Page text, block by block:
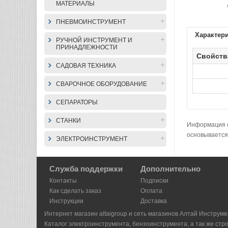
МАТЕРИАЛЫ
ПНЕВМОИНСТРУМЕНТ
РУЧНОЙ ИНСТРУМЕНТ И
ПРИНАДЛЕЖНОСТИ
САДОВАЯ ТЕХНИКА
СВАРОЧНОЕ ОБОРУДОВАНИЕ
СЕПАРАТОРЫ
СТАНКИ
ЭЛЕКТРОИНСТРУМЕНТ
Информация
Служба поддержки
Контакты
Как сделать заказ
Инструкции
Дополнительно
Подписки
Оплата
Доставка
Интернет магазин altaigroup и сеть магазинов Алтай
Каталог электроинструмента, бензоинструмента, а так же